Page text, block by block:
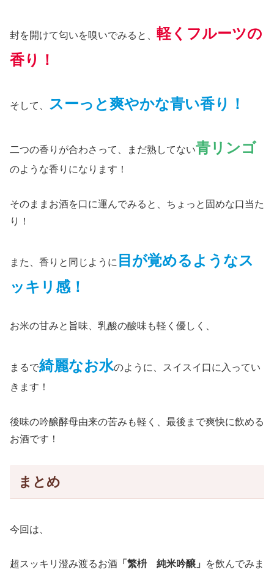
封を開けて匂いを嗅いでみると、 軽くフルーツの
香り！
そして、 スーっと爽やかな青い香り！
二つの香りが合わさって、まだ熟してない青リンゴ
のような香りになります！
そのままお酒を口に運んでみると、ちょっと固めな口当た
り！
また、香りと同じように 目が覚めるようなス
ッキリ感！
お米の甘みと旨味、乳酸の酸味も軽く優しく、
まるで綺麗なお水のように、スイスイ口に入ってい
きます！
後味の吟醸酵母由来の苦みも軽く、最後まで爽快に飲める
お酒です！
まとめ
今回は、
超スッキリ澄み渡るお酒 「 繁枡 純米吟醸 」
を飲んでみま